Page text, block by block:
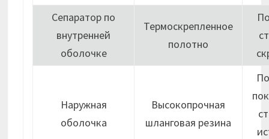
Сепаратор по
внутренней
оболочке
Термоскрепленное
полотно
Наружная
оболочка
Высокопрочная
шланговая резина